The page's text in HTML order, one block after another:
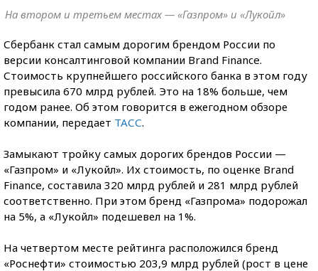
На втором и третьем местах — «Газпром» и «Лукойл»
Сбербанк стал самым дорогим брендом России по
версии консалтинговой компании Brand Finance.
Стоимость крупнейшего российского банка в этом году
превысила 670 млрд рублей. Это на 18% больше, чем
годом ранее. Об этом говорится в ежегодном обзоре
компании, передает ТАСС.
Замыкают тройку самых дорогих брендов России —
«Газпром» и «Лукойл». Их стоимость, по оценке Brand
Finance, составила 320 млрд рублей и 281 млрд рублей
соответственно. При этом бренд «Газпрома» подорожал
на 5%, а «Лукойл» подешевел на 1%.
На четвертом месте рейтинга расположился бренд
«Роснефти» стоимостью 203,9 млрд рублей (рост в цене